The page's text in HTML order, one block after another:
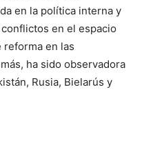
en la política interna y
en el espacio
en las
ha sido observadora
Rusia, Bielarús y